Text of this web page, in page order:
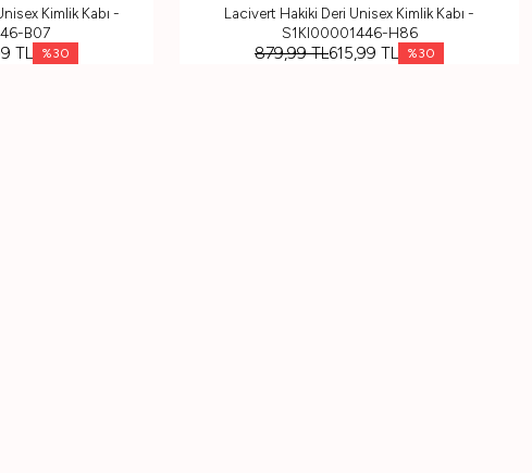
Kimlik Kabı -
B07
TL %30
Lacivert Hakiki Deri Unisex Kimlik Kabı -
S1KI00001446-H86
879,99TL615,99 TL %30